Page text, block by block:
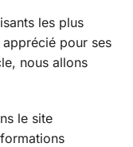
les plus
pour ses
nous allons
le site